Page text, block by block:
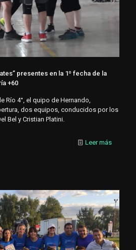
presentes en la 1º fecha de la
+60
Río 4°, el quipo de Hernando,
dos equipos, conducidos por los
Bel y Cristian Platini.
Leer más